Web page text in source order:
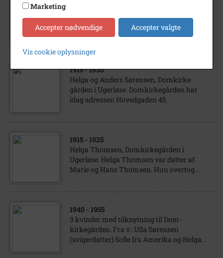
gården i Ugerløse, med sønnen Knud.
1915- 1930
Helga og Anders Sørensen, Domkirke-
gården i Ugerløse. Domkirkegården har
idag adressen Hovedgaden 45.
1915 - 1925
Helga Thomsen, Domkirkegården i
Ugerløse. Helga Thomsen var datter af
Marie og Hans Thomsen. Hun overtog...
1940 - 1955
3 kvinder med tilknytning til Dom-
kirkegården. Fra v.: Ulla Sørensen
(svigerdatter) Sofie fra Amerika og Helga...
Marketing
Accepter nødvendige Accepter valgte
Vis cookie oplysninger